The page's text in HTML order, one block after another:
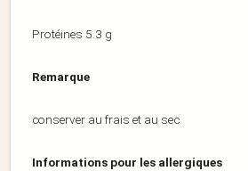
Protéines 5.3 g
Remarque
conserver au frais et au sec
Informations pour les allergiques